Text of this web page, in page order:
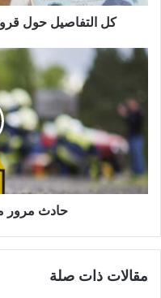
كل التفاصيل حول
حادث مرور
مقالات ذات صلة